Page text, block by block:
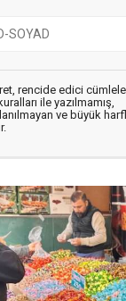
rencide edici
ile yazılmamış,
ve büyük